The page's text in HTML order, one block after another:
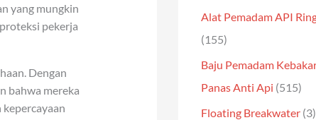
yang mungkin
pekerja
Dengan
bahwa mereka
Alat Pemadam API
(155)
Baju Pemadam
Panas Anti Api (515)
Floating Breakwater (3)